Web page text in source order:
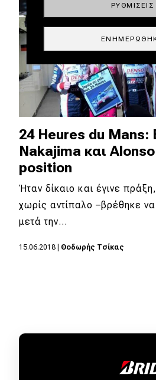
24 Heures du Mans:
Nakajima και
position
Ήταν δίκαιο και έγινε
χωρίς αντίπαλο –βρέθηκε
μετά την…
15.06.2018 Θοδωρής Τσίκας
ΡΥΘΜΊΣΕΙΣ